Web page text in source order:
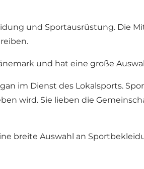
und Sportausrüstung. Die
und hat eine große
im Dienst des Lokalsports.
wird. Sie lieben die
breite Auswahl an